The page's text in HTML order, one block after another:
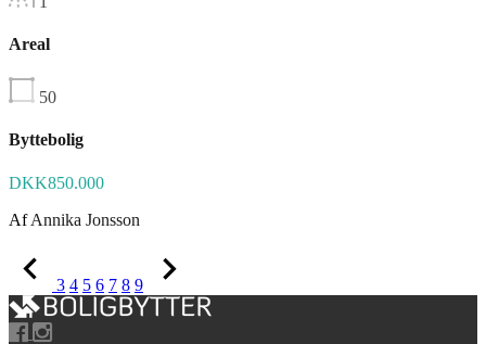
Areal
50
Byttebolig
DKK850.000
AfAnnika Jonsson
3 4 5 6 7 8 9